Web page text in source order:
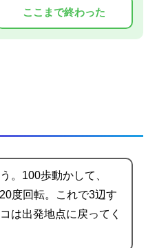
。100歩動かして、
度回転。これで3辺す
は出発地点に戻ってく